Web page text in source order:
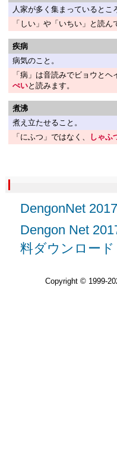
人家が多く集まっているとこ
「しい」や「いちい」と読
疾病
病気のこと。
「病」は音読みでビョウと
ぺいと読みます。
煮沸
煮え立たせること。
「にふつ」ではなく、
しゃふ
DengonNet
Dengon Net
料ダウンロード
Copyright © 1999-